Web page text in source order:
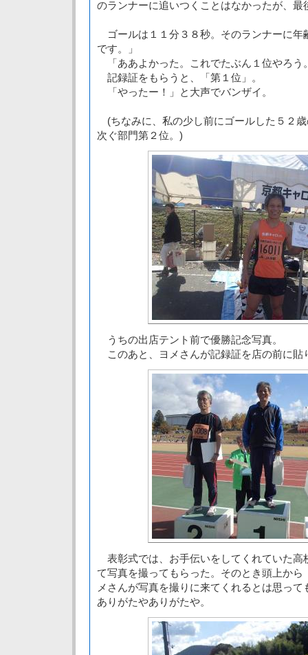
のランナーに追いつくことはなかったが、最
ゴールは１１分３８秒。そのランナーに年
です。」
「ああよかった。これでたぶん１位やろう
記録証をもらうと、「第１位」。
「やったー！」と大声でバンザイ。
(ちなみに、私の少し前にゴールした５２
次ぐ部門第２位。)
うちの出店テント前で優勝記念写真。
このあと、ヨメさんが記録証を店の前に貼
表彰式では、お手伝いをしてくれていた高
て写真を撮ってもらった。そのとき頭上から
メさんが写真を撮りに来てくれるとは思っ
ありがたやありがたや。